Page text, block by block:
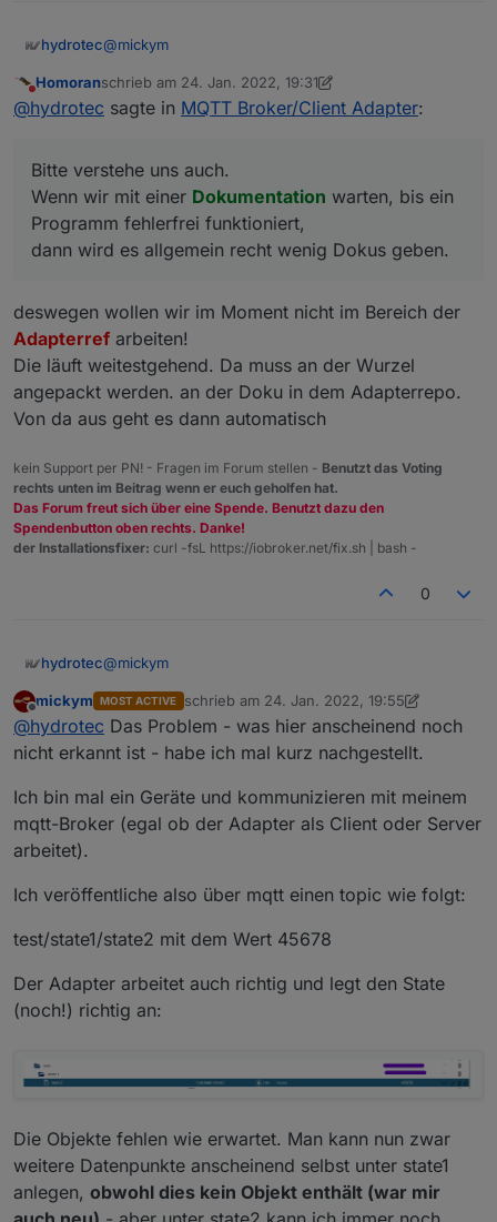
"zh-cn" : "教程"
          },
        "Charts": {
          "title": {
            "en":
"Charts",
"de": "Tutorial",
          },
          "
content
        },
hydrotec@mickym
Schau ich mir noch an, wie man das am Besten
regeln könnte.
Programm fehlerfrei funktioniert,
dann wird es allgemein recht wenig Dokus geben.
Das soll kein Vorwurf an die Entwickler sein, ein
Programm, welches Fehlerfrei funktioniert,
gibt es in meinen Augen nicht. (Es gibt doch immer
Nicht stören
Homoranschrieb am 24. Jan. 2022, 19:31
zuletzt editiert von Homoran
@hydrotec sagte in MQTT Broker/Client Adapter:
Bitte verstehe uns auch.
Wenn wir mit einer Dokumentation warten, bis ein
Programm fehlerfrei funktioniert,
dann wird es allgemein recht wenig Dokus geben.
deswegen wollen wir im Moment nicht im Bereich der
Adapterref arbeiten!
Die läuft weitestgehend. Da muss an der Wurzel
angepackt werden. an der Doku in dem Adapterrepo.
Von da aus geht es dann automatisch
kein Support per PN! - Fragen im Forum stellen - Benutzt das Voting
rechts unten im Beitrag wenn er euch geholfen hat.
Das Forum freut sich über eine Spende. Benutzt dazu den
Spendenbutton oben rechts. Danke!
der Installationsfixer: curl -fsL https://iobroker.net/fix.sh | bash -
0
hydrotec@mickym
Schau ich mir noch an, wie man das am Besten
regeln könnte.
Generell ist es ja möglich, wenn auch umständlich,
die von dir geforderten Datenpunkte zu erstellen.
Bitte verstehe uns auch.
Wenn wir mit einer Dokumentation warten, bis ein
Programm fehlerfrei funktioniert,
Das soll kein Vorwurf an die Entwickler sein, ein
was zu wurschtln ;-) )
Offline
mickym MOST ACTIVE schrieb am 24. Jan. 2022, 19:55
zuletzt editiert von mickym
@hydrotec Das Problem - was hier anscheinend noch
nicht erkannt ist - habe ich mal kurz nachgestellt.
Ich bin mal ein Geräte und kommunizieren mit meinem
mqtt-Broker (egal ob der Adapter als Client oder Server
arbeitet).
Ich veröffentliche also über mqtt einen topic wie folgt:
test/state1/state2 mit dem Wert 45678
Der Adapter arbeitet auch richtig und legt den State
(noch!) richtig an:
Die Objekte fehlen wie erwartet. Man kann nun zwar
weitere Datenpunkte anscheinend selbst unter state1
anlegen, obwohl dies kein Objekt enthält (war mir